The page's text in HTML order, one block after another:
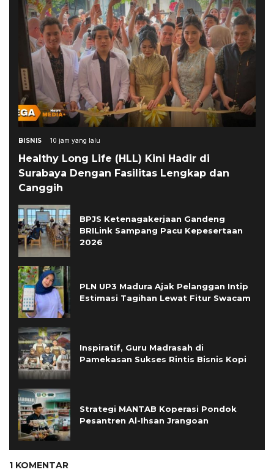
BISNIS 10 jam yang lalu
Healthy Long Life (HLL) Kini Hadir di
Surabaya Dengan Fasilitas Lengkap dan
Canggih
BPJS Ketenagakerjaan Gandeng
BRILink Sampang Pacu Kepesertaan
2026
PLN UP3 Madura Ajak Pelanggan Intip
Estimasi Tagihan Lewat Fitur Swacam
Inspiratif, Guru Madrasah di
Pamekasan Sukses Rintis Bisnis Kopi
Strategi MANTAB Koperasi Pondok
Pesantren Al-Ihsan Jrangoan
1 KOMENTAR